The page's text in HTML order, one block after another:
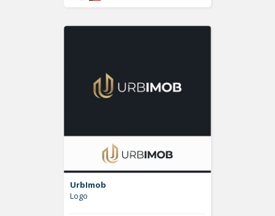
UrbImob
Logo